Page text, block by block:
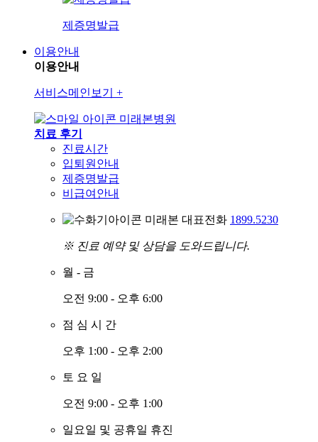
제증명발급
이용안내
이용안내
서비스메인보기 +
미래본병원
치료 후기
진료시간
입퇴원안내
제증명발급
비급여안내
미래본 대표전화 1899.5230
※ 진료 예약 및 상담을 도와드립니다.
월 - 금
오전 9:00 - 오후 6:00
점 심 시 간
오후 1:00 - 오후 2:00
토 요 일
오전 9:00 - 오후 1:00
일요일 및 공휴일 휴진